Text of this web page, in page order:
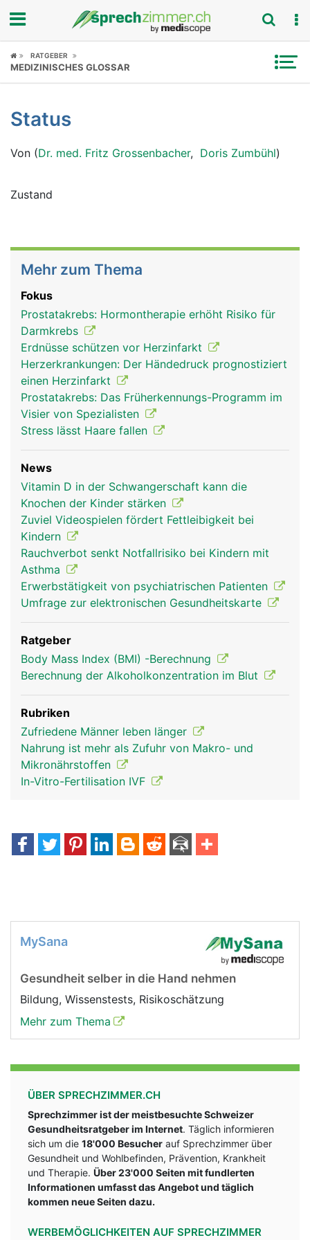
Fokus
Symptome
Untersuchungen
News
RATGEBER
MEDIZINISCHES GLOSSAR
Status
Von (Dr. med. Fritz Grossenbacher, Doris Zumbühl)
Zustand
Mehr zum Thema
Fokus
Prostatakrebs: Hormontherapie erhöht Risiko für
Darmkrebs
Erdnüsse schützen vor Herzinfarkt
Herzerkrankungen: Der Händedruck prognostiziert
einen Herzinfarkt
Prostatakrebs: Das Früherkennungs-Programm im
Visier von Spezialisten
Stress lässt Haare fallen
News
Vitamin D in der Schwangerschaft kann die
Knochen der Kinder stärken
Zuviel Videospielen fördert Fettleibigkeit bei
Kindern
Rauchverbot senkt Notfallrisiko bei Kindern mit
Asthma
Erwerbstätigkeit von psychiatrischen Patienten
Umfrage zur elektronischen Gesundheitskarte
Ratgeber
Body Mass Index (BMI) -Berechnung
Berechnung der Alkoholkonzentration im Blut
Rubriken
Zufriedene Männer leben länger
Nahrung ist mehr als Zufuhr von Makro- und
Mikronährstoffen
In-Vitro-Fertilisation IVF
MySana
Gesundheit selber in die Hand nehmen
Bildung, Wissenstests, Risikoschätzung
Mehr zum Thema
ÜBER SPRECHZIMMER.CH
Sprechzimmer ist der meistbesuchte Schweizer
Gesundheitsratgeber im Internet. Täglich informieren
sich um die 18'000 Besucher auf Sprechzimmer über
Gesundheit und Wohlbefinden, Prävention, Krankheit
und Therapie. Über 23'000 Seiten mit fundlerten
Informationen umfasst das Angebot und täglich
kommen neue Seiten dazu.
WERBEMÖGLICHKEITEN AUF SPRECHZIMMER